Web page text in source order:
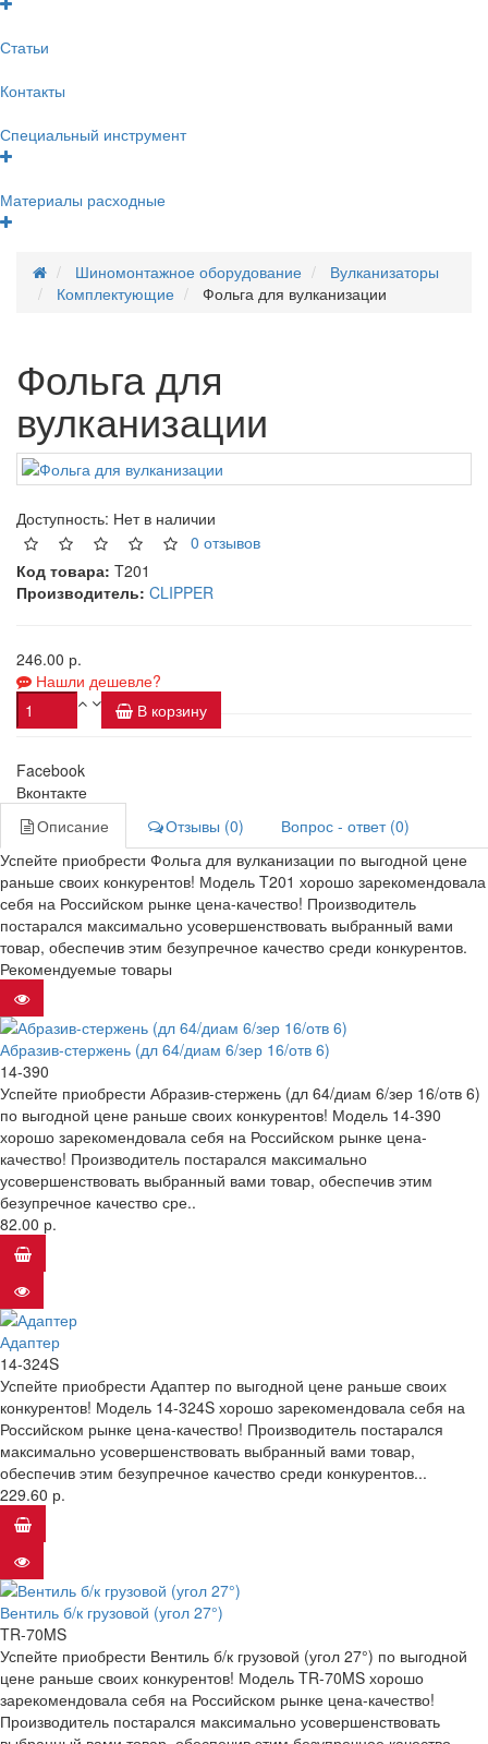
Статьи
Контакты
Специальный инструмент
Материалы расходные
Шиномонтажное оборудование
Вулканизаторы
Комплектующие
Фольга для вулканизации
Фольга для
вулканизации
Доступность: Нет в наличии
0 отзывов
Код товара: T201
Производитель: CLIPPER
246.00 р.
Нашли дешевле?
В корзину
Facebook
Вконтакте
Описание
Отзывы (0)
Вопрос - ответ (0)
Успейте приобрести Фольга для вулканизации по выгодной цене
раньше своих конкурентов! Модель T201 хорошо зарекомендовала
себя на Российском рынке цена-качество! Производитель
постарался максимально усовершенствовать выбранный вами
товар, обеспечив этим безупречное качество среди конкурентов.
Рекомендуемые товары
Абразив-стержень (дл 64/диам 6/зер 16/отв 6)
14-390
Успейте приобрести Абразив-стержень (дл 64/диам 6/зер 16/отв 6)
по выгодной цене раньше своих конкурентов! Модель 14-390
хорошо зарекомендовала себя на Российском рынке цена-
качество! Производитель постарался максимально
усовершенствовать выбранный вами товар, обеспечив этим
безупречное качество сре..
82.00 р.
Адаптер
14-324S
Успейте приобрести Адаптер по выгодной цене раньше своих
конкурентов! Модель 14-324S хорошо зарекомендовала себя на
Российском рынке цена-качество! Производитель постарался
максимально усовершенствовать выбранный вами товар,
обеспечив этим безупречное качество среди конкурентов...
229.60 р.
Вентиль б/к грузовой (угол 27°)
TR-70MS
Успейте приобрести Вентиль б/к грузовой (угол 27°) по выгодной
цене раньше своих конкурентов! Модель TR-70MS хорошо
зарекомендовала себя на Российском рынке цена-качество!
Производитель постарался максимально усовершенствовать